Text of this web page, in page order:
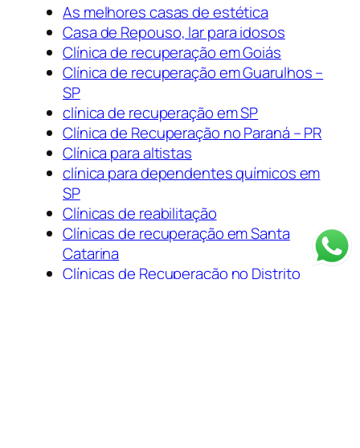
As melhores casas de estética
Casa de Repouso, lar para idosos
Clínica de recuperação em Goiás
Clínica de recuperação em Guarulhos –
SP
clínica de recuperação em SP
Clínica de Recuperação no Paraná – PR
Clínica para altistas
clínica para dependentes químicos em
SP
Clínicas de reabilitação
Clínicas de recuperação em Santa
Catarina
Clínicas de Recuperação no Distrito